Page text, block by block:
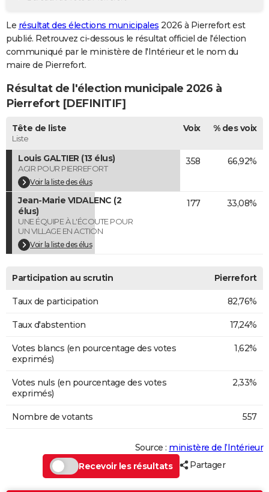
GUIDES D'ACHAT
BONS PLANS
CARTE DE VOEUX
Carte de Noël
Carte Bonne année
Carte Saint-Valentin
Carte Pâques
Carte d'anniversaire
Dictionnaire
Biographies
Citations
Expressions
Proverbes
PROGRAMME TV
COPAINS D'AVANT
S'inscrire
Se connecter
Lycées
Collèges
Primaires
Universités
Entreprises
Service militaire
Avis de recherche
AVIS DE DÉCÈS
FORUM
Bricolage
Lifestyle
Culture
Sport
Auto
Television
Voyage
Cinema
Le résultat des élections municipales 2026 à Pierrefort est
publié. Retrouvez ci-dessous le résultat officiel de l'élection
communiqué par le ministère de l'Intérieur et le nom du
maire de Pierrefort.
Résultat de l'élection municipale 2026 à
Pierrefort [DEFINITIF]
Tête de liste
Liste
Voix % des voix
Louis GALTIER (13 élus)
AGIR POUR PIERREFORT
Voir la liste des élus
358 66,92%
Jean-Marie VIDALENC (2
élus)
UNE ÉQUIPE À L'ÉCOUTE POUR
UN VILLAGE EN ACTION
Voir la liste des élus
177 33,08%
Participation au scrutin Pierrefort
Taux de participation 82,76%
Taux d'abstention 17,24%
Votes blancs (en pourcentage des votes
exprimés)
1,62%
Votes nuls (en pourcentage des votes
exprimés)
2,33%
Nombre de votants 557
Source : ministère de l’Intérieur
Recevoir les résultats
Partager